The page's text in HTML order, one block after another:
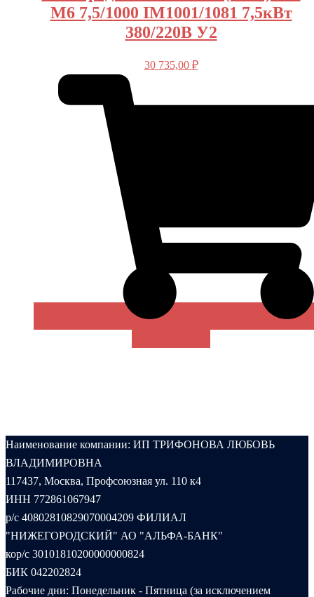
М6 7,5/1000 IM1001/1081 7,5кВт
380/220В У2
30 735,00 ₽
Наименование компании: ИП ТРИФОНОВА ЛЮБОВЬ
ВЛАДИМИРОВНА
117437, Москва, Профсоюзная ул. 110 к4
ИНН 772861067947
р/с 40802810829070004209 ФИЛИАЛ
"НИЖЕГОРОДСКИЙ" АО "АЛЬФА-БАНК"
кор/с 30101810200000000824
БИК 042202824
Рабочие дни: Понедельник - Пятница (за исключением